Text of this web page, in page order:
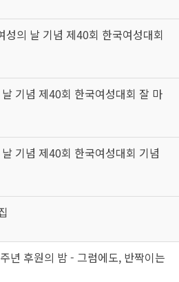
성의 날 기념 제40회 한국여성대회
기념 제40회 한국여성대회 잘 마
기념 제40회 한국여성대회 기념
년 후원의 밤 - 그럼에도, 반짝이는